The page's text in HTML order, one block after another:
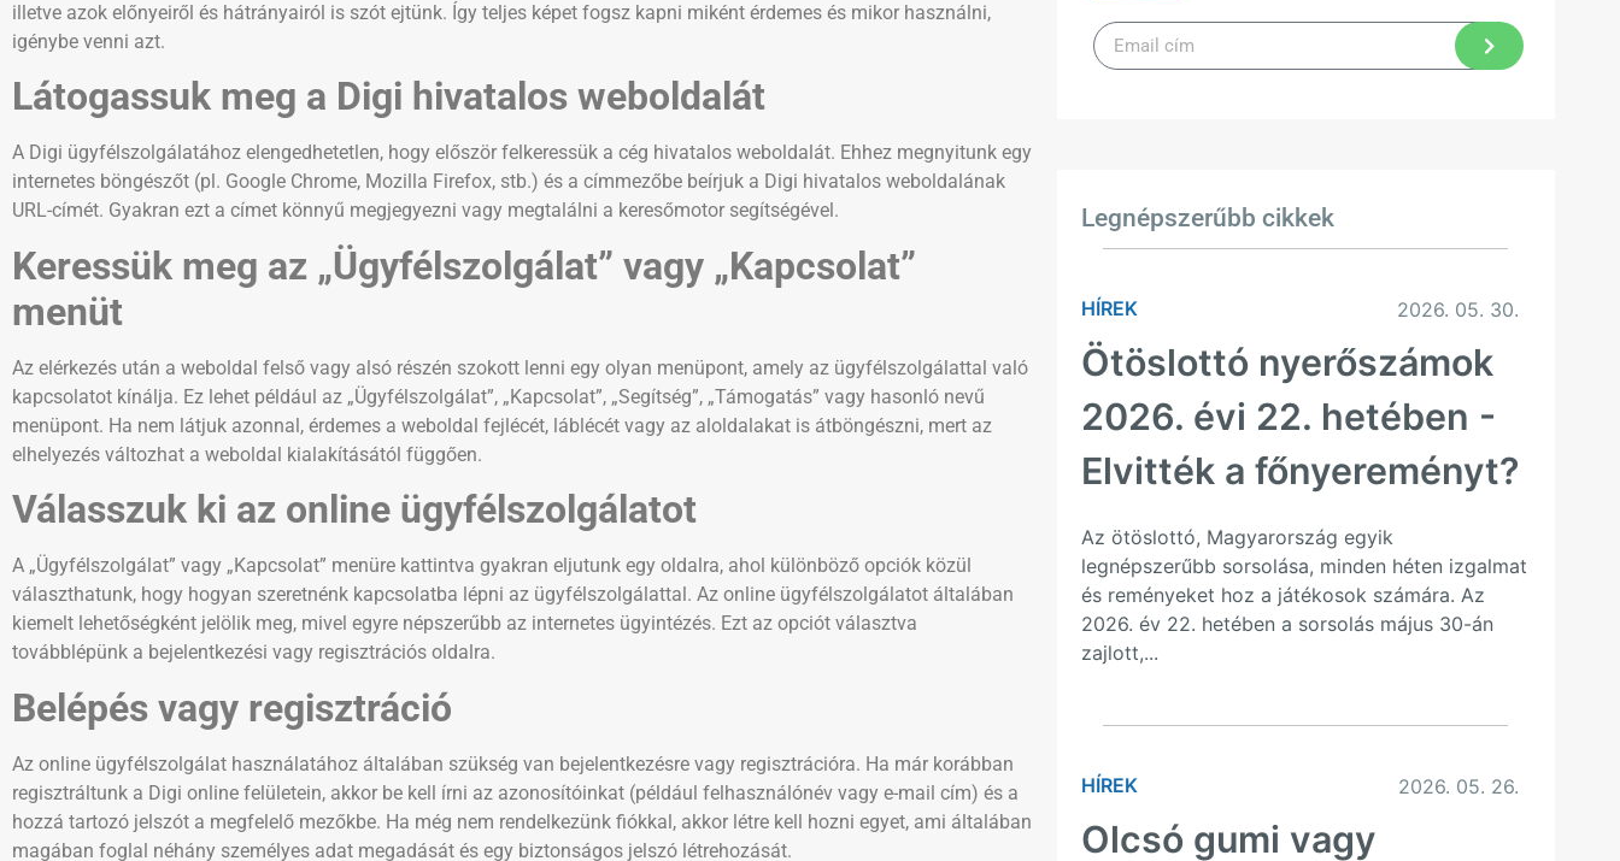
illetve azok előnyeiről és hátrányairól is szót ejtünk. Így teljes képet fogsz kapni miként érdemes és mikor használni,
igénybe venni azt.
Látogassuk meg a Digi hivatalos weboldalát
A Digi ügyfélszolgálatához elengedhetetlen, hogy először felkeressük a cég hivatalos weboldalát. Ehhez megnyitunk egy
internetes böngészőt (pl. Google Chrome, Mozilla Firefox, stb.) és a címmezőbe beírjuk a Digi hivatalos weboldalának
URL-címét. Gyakran ezt a címet könnyű megjegyezni vagy megtalálni a keresőmotor segítségével.
Keressük meg az „Ügyfélszolgálat” vagy „Kapcsolat”
menüt
Az elérkezés után a weboldal felső vagy alsó részén szokott lenni egy olyan menüpont, amely az ügyfélszolgálattal való
kapcsolatot kínálja. Ez lehet például az „Ügyfélszolgálat”, „Kapcsolat”, „Segítség”, „Támogatás” vagy hasonló nevű
menüpont. Ha nem látjuk azonnal, érdemes a weboldal fejlécét, láblécét vagy az aloldalakat is átböngészni, mert az
elhelyezés változhat a weboldal kialakításától függően.
Válasszuk ki az online ügyfélszolgálatot
A „Ügyfélszolgálat” vagy „Kapcsolat” menüre kattintva gyakran eljutunk egy oldalra, ahol különböző opciók közül
választhatunk, hogy hogyan szeretnénk kapcsolatba lépni az ügyfélszolgálattal. Az online ügyfélszolgálatot általában
kiemelt lehetőségként jelölik meg, mivel egyre népszerűbb az internetes ügyintézés. Ezt az opciót választva
továbblépünk a bejelentkezési vagy regisztrációs oldalra.
Belépés vagy regisztráció
Az online ügyfélszolgálat használatához általában szükség van bejelentkezésre vagy regisztrációra. Ha már korábban
regisztráltunk a Digi online felületein, akkor be kell írni az azonosítóinkat (például felhasználónév vagy e-mail cím) és a
hozzá tartozó jelszót a megfelelő mezőkbe. Ha még nem rendelkezünk fiókkal, akkor létre kell hozni egyet, ami általában
magában foglal néhány személyes adat megadását és egy biztonságos jelszó létrehozását.
Legnépszerűbb cikkek
HÍREK 2026. 05. 30.
Ötöslottó nyerőszámok
2026. évi 22. hetében -
Elvitték a főnyereményt?
Az ötöslottó, Magyarország egyik
legnépszerűbb sorsolása, minden héten izgalmat
és reményeket hoz a játékosok számára. Az
2026. év 22. hetében a sorsolás május 30-án
zajlott,...
HÍREK 2026. 05. 26.
Olcsó gumi vagy